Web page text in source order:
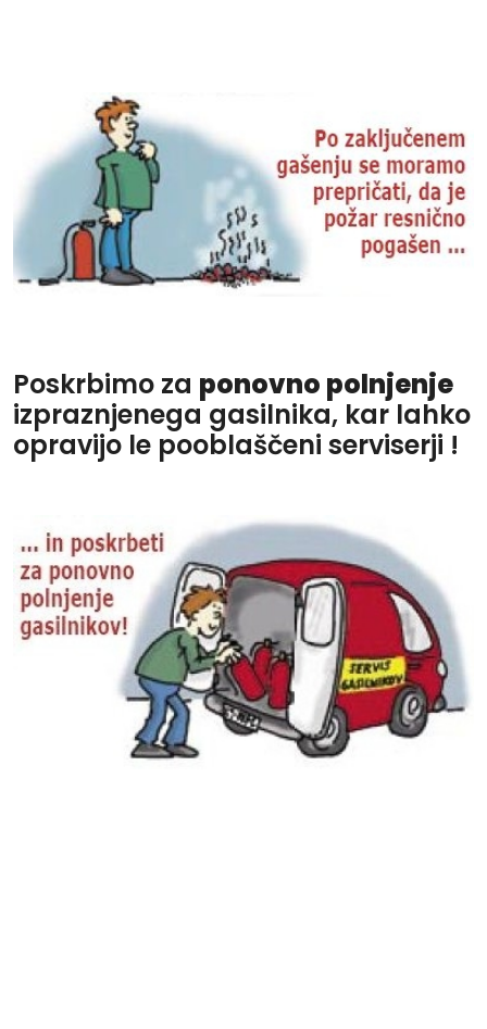
Poskrbimo za ponovno polnjenje
izpraznjenega gasilnika, kar lahko
opravijo le pooblaščeni serviserji !